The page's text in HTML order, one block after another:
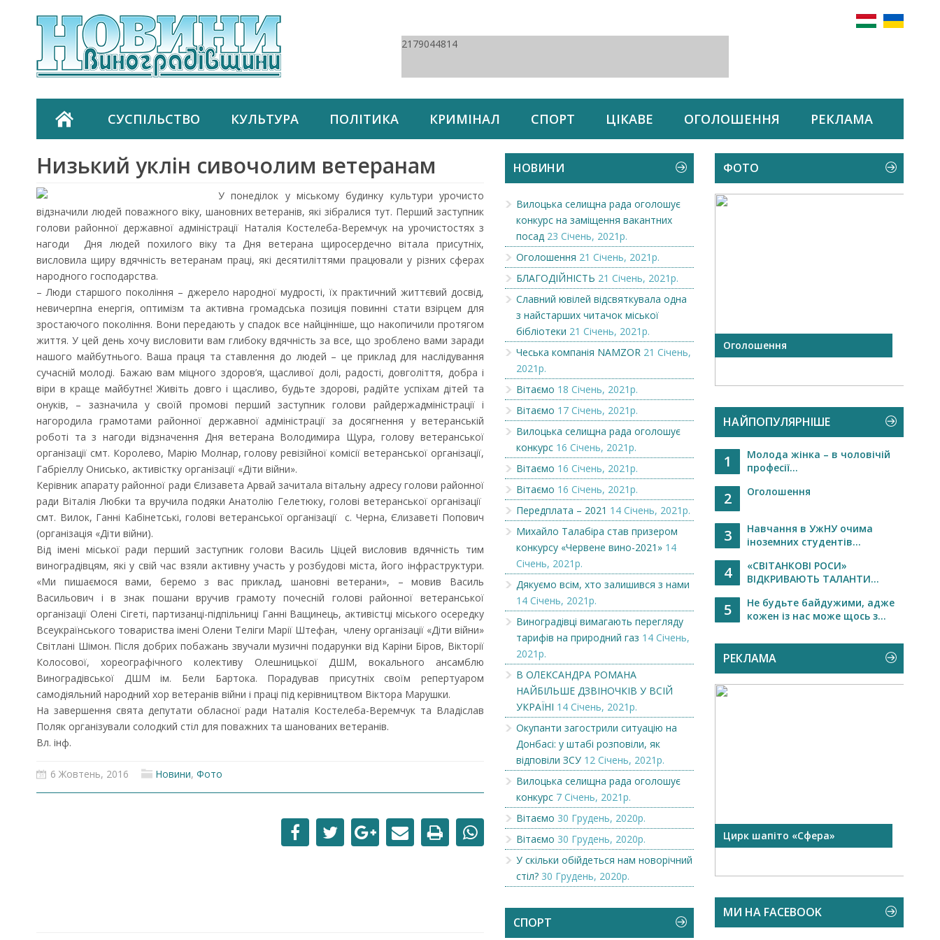
2179044814
СУСПІЛЬСТВО КУЛЬТУРА ПОЛІТИКА КРИМІНАЛ СПОРТ ЦІКАВЕ ОГОЛОШЕННЯ РЕКЛАМА
Низький уклін сивочолим ветеранам
У понеділок у міському будинку культури урочисто
відзначили людей поважного віку, шановних ветеранів, які зібралися тут. Перший заступник
голови районної державної адміністрації Наталія Костелеба-Веремчук на урочистостях з
нагоди Дня людей похилого віку та Дня ветерана щиросердечно вітала присутніх,
висловила щиру вдячність ветеранам праці, які десятиліттями працювали у різних сферах
народного господарства.
– Люди старшого покоління – джерело народної мудрості, їх практичний життєвий досвід,
невичерпна енергія, оптимізм та активна громадська позиція повинні стати взірцем для
зростаючого покоління. Вони передають у спадок все найцінніше, що накопичили протягом
життя. У цей день хочу висловити вам глибоку вдячність за все, що зроблено вами заради
нашого майбутнього. Ваша праця та ставлення до людей – це приклад для наслідування
сучасній молоді. Бажаю вам міцного здоров’я, щасливої долі, радості, довголіття, добра і
віри в краще майбутнє! Живіть довго і щасливо, будьте здорові, радійте успіхам дітей та
онуків, – зазначила у своїй промові перший заступник голови райдержадміністрації і
нагородила грамотами районної державної адміністрації за досягнення у ветеранській
роботі та з нагоди відзначення Дня ветерана Володимира Щура, голову ветеранської
організації смт. Королево, Марію Молнар, голову ревізійної комісії ветеранської організації,
Габріеллу Онисько, активістку організації «Діти війни».
Керівник апарату районної ради Єлизавета Арвай зачитала вітальну адресу голови районної
ради Віталія Любки та вручила подяки Анатолію Гелетюку, голові ветеранської організації
смт. Вилок, Ганні Кабінетські, голові ветеранської організації с. Черна, Єлизаветі Попович
(організація «Діти війни).
Від імені міської ради перший заступник голови Василь Ціцей висловив вдячність тим
виноградівцям, які у свій час взяли активну участь у розбудові міста, його інфраструктури.
«Ми пишаємося вами, беремо з вас приклад, шановні ветерани», – мовив Василь
Васильович і в знак пошани вручив грамоту почесній голові районної ветеранської
організації Олені Сігеті, партизанці-підпільниці Ганні Ващинець, активістці міського осередку
Всеукраїнського товариства імені Олени Теліги Марії Штефан, члену організації «Діти війни»
Світлані Шімон. Після добрих побажань звучали музичні подарунки від Каріни Біров, Вікторії
Колосової, хореографічного колективу Олешницької ДШМ, вокального ансамблю
Виноградівської ДШМ ім. Бели Бартока. Порадував присутніх своїм репертуаром
самодіяльний народний хор ветеранів війни і праці під керівництвом Віктора Марушки.
На завершення свята депутати обласної ради Наталія Костелеба-Веремчук та Владіслав
Поляк організували солодкий стіл для поважних та шанованих ветеранів.
Вл. інф.
6 Жовтень, 2016 Новини, Фото
НОВИНИ
Вилоцька селищна рада оголошує
конкурс на заміщення вакантних
посад 23 Січень, 2021р.
Оголошення 21 Січень, 2021р.
БЛАГОДІЙНІСТЬ 21 Січень, 2021р.
Славний ювілей відсвяткувала одна
з найстарших читачок міської
бібліотеки 21 Січень, 2021р.
Чеська компанія NAMZOR 21 Січень,
2021р.
Вітаємо 18 Січень, 2021р.
Вітаємо 17 Січень, 2021р.
Вилоцька селищна рада оголошує
конкурс 16 Січень, 2021р.
Вітаємо 16 Січень, 2021р.
Вітаємо 16 Січень, 2021р.
Передплата – 2021 14 Січень, 2021р.
Михайло Талабіра став призером
конкурсу «Червене вино-2021» 14
Січень, 2021р.
Дякуємо всім, хто залишився з нами
14 Січень, 2021р.
Виноградівці вимагають перегляду
тарифів на природний газ 14 Січень,
2021р.
В ОЛЕКСАНДРА РОМАНА
НАЙБІЛЬШЕ ДЗВІНОЧКІВ У ВСІЙ
УКРАЇНІ 14 Січень, 2021р.
Окупанти загострили ситуацію на
Донбасі: у штабі розповіли, як
відповіли ЗСУ 12 Січень, 2021р.
Вилоцька селищна рада оголошує
конкурс 7 Січень, 2021р.
Вітаємо 30 Грудень, 2020р.
Вітаємо 30 Грудень, 2020р.
У скільки обійдеться нам новорічний
стіл? 30 Грудень, 2020р.
СПОРТ
ФОТО
Чеська компанія NAMZOR
Вилоцька селищна рада
оголошує конкурс на
заміщення вакантни...
Оголошення
НАЙПОПУЛЯРНІШЕ
1
Молода жінка – в чоловічій
професії...
2 Оголошення
3
Навчання в УжНУ очима
іноземних студентів...
4
«СВІТАНКОВІ РОСИ»
ВІДКРИВАЮТЬ ТАЛАНТИ...
5
Не будьте байдужими, адже
кожен із нас може щось з...
РЕКЛАМА
Чеська компанія NAMZOR
Викупимо бруньки чорної
смородини...
Цирк шапіто «Сфера»
МИ НА FACEBOOK